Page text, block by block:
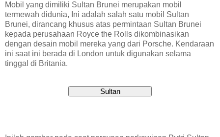
Mobil yang dimiliki Sultan Brunei merupakan mobil
termewah didunia, Ini adalah salah satu mobil Sultan
Brunei, dirancang khusus atas permintaan Sultan Brunei
kepada perusahaan Royce the Rolls dikombinasikan
dengan desain mobil mereka yang dari Porsche. Kendaraan
ini saat ini berada di London untuk digunakan selama
tinggal di Britania.